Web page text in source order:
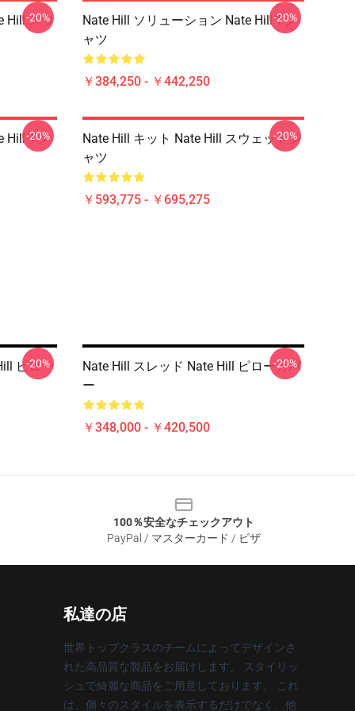
Hill スウ
-20%
Nate Hill ソリューション Nate Hill Tシ
ャツ
￥384,250 - ￥442,250
-20%
Hill Tシ
-20%
Nate Hill キット Nate Hill スウェットシ
ャツ
￥593,775 - ￥695,275
-20%
ピロー
-20%
Nate Hill スレッド Nate Hill ピローカバ
ー
￥348,000 - ￥420,500
-20%
100％安全なチェックアウト
PayPal / マスターカード / ビザ
私達の店
世界トップクラスのチームによってデザインさ
れた高品質な製品をお届けします。 スタイリッ
シュで綺麗な商品をご用意しております。 これ
は、個々のスタイルを表示するだけでなく、他